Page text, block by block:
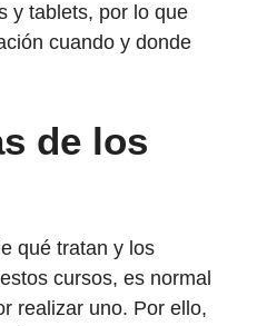
y tablets, por lo que
cuando y donde
de los
qué tratan y los
cursos, es normal
realizar uno. Por ello,